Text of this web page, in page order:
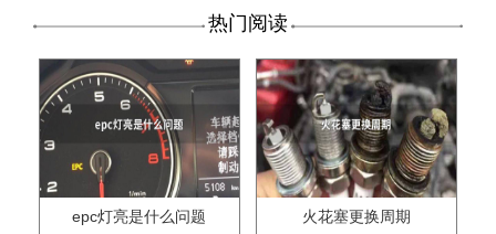
热门阅读
epc灯亮是什么问题 火花塞更换周期